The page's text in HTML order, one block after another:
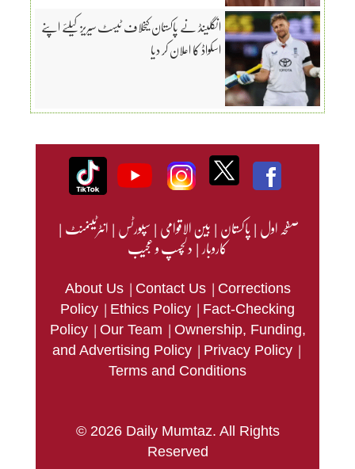
انگلینڈ نے پاکستان کیخلاف ٹیسٹ سیریز کیلئے اپنے
اسکواڈ کا اعلان کر دیا
صفحہ اول|پاکستان|بین الاقوامی|سپورٹس|انٹرٹینمنٹ|
کاروبار|دلچسپ و عجیب
About Us | Contact Us | Corrections
Policy | Ethics Policy | Fact-Checking
Policy | Our Team | Ownership, Funding,
and Advertising Policy | Privacy Policy |
Terms and Conditions
© 2026 Daily Mumtaz. All Rights
Reserved